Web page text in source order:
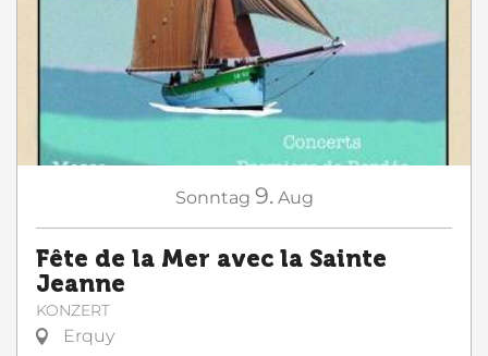
Sonntag 9. Aug
Fête de la Mer avec la Sainte
Jeanne
KONZERT
Erquy